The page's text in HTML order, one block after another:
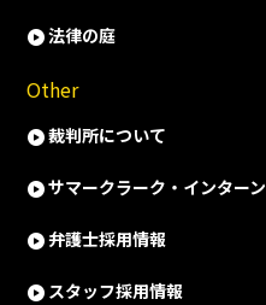
法律の庭
Other
裁判所について
サマークラーク・インターン
弁護士採用情報
スタッフ採用情報